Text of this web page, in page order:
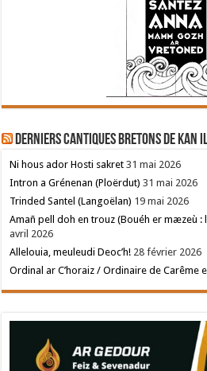
Derniers cantiques bretons de Kan
Ni hous ador Hosti sakret 31 mai 2026
Intron a Grénenan (Ploërdut) 31 mai 2026
Trinded Santel (Langoëlan) 19 mai 2026
Amañ pell doh en trouz (Bouéh er mæzeù :
avril 2026
Allelouia, meuleudi Deoc’h! 28 février 2026
Ordinal ar C’horaiz / Ordinaire de Carême